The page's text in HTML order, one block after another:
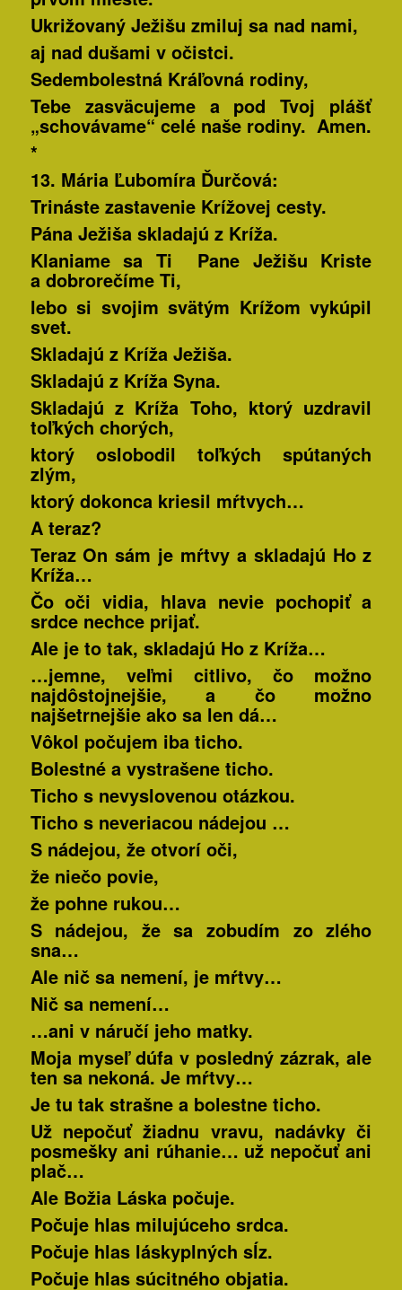
Ukrižovaný Ježišu zmiluj sa nad nami,
aj nad dušami v očistci.
Sedembolestná Kráľovná rodiny,
Tebe zasväcujeme a pod Tvoj plášť
„schovávame“ celé naše rodiny. Amen.
*
13. Mária ĽubomíraĎurčová:
Trináste zastavenie Krížovej cesty.
Pána Ježiša skladajú z Kríža.
Klaniame sa Ti Pane Ježišu Kriste
a dobrorečíme Ti,
lebo si svojim svätým Krížom vykúpil
svet.
Skladajú z Kríža Ježiša.
Skladajú z Kríža Syna.
Skladajú z Kríža Toho, ktorý uzdravil
toľkých chorých,
ktorý oslobodil toľkých spútaných
zlým,
ktorý dokonca kriesil mŕtvych…
A teraz?
Teraz On sám je mŕtvy a skladajú Ho z
Kríža…
Čo oči vidia, hlava nevie pochopiť a
srdce nechce prijať.
Ale je to tak, skladajú Ho z Kríža…
…jemne, veľmi citlivo, čo možno
najdôstojnejšie, a čo možno
najšetrnejšie ako sa len dá…
Vôkol počujem iba ticho.
Bolestné a vystrašene ticho.
Ticho s nevyslovenou otázkou.
Ticho s neveriacou nádejou …
S nádejou, že otvorí oči,
že niečo povie,
že pohne rukou…
S nádejou, že sa zobudím zo zlého
sna…
Ale nič sa nemení, je mŕtvy…
Nič sa nemení…
…ani v náručí jeho matky.
Moja myseľ dúfa v posledný zázrak, ale
ten sa nekoná. Je mŕtvy…
Je tu tak strašne a bolestne ticho.
Už nepočuť žiadnu vravu, nadávky či
posmešky ani rúhanie… už nepočuť ani
plač…
Ale Božia Láska počuje.
Počuje hlas milujúceho srdca.
Počuje hlas láskyplných sĺz.
Počuje hlas súcitného objatia.